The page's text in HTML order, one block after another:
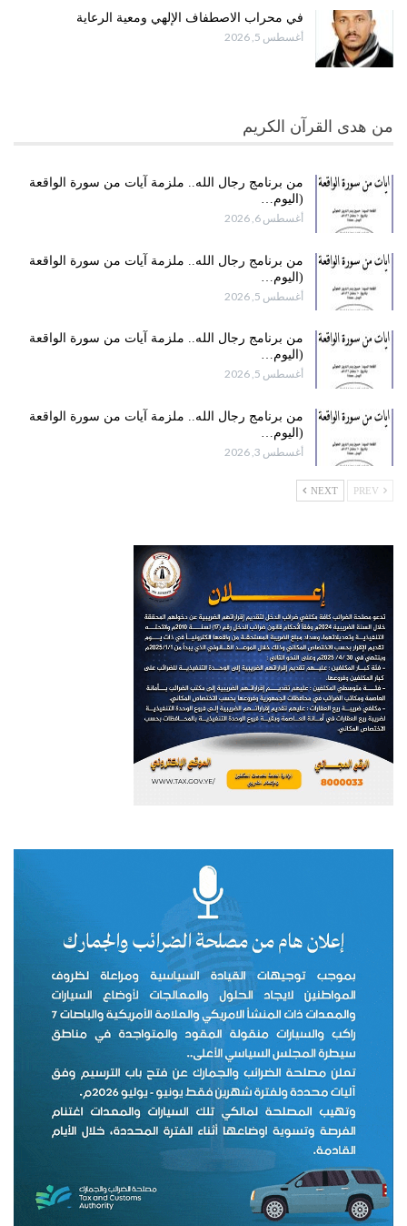
في محراب الاصطفاف الإلهي ومعية الرعاية
أغسطس 5, 2026
من هدى القرآن الكريم
من برنامج رجال الله.. ملزمة آيات من سورة الواقعة
(اليوم…
أغسطس 6, 2026
من برنامج رجال الله.. ملزمة آيات من سورة الواقعة
(اليوم…
أغسطس 5, 2026
من برنامج رجال الله.. ملزمة آيات من سورة الواقعة
(اليوم…
أغسطس 5, 2026
من برنامج رجال الله.. ملزمة آيات من سورة الواقعة
(اليوم…
أغسطس 3, 2026
NEXT